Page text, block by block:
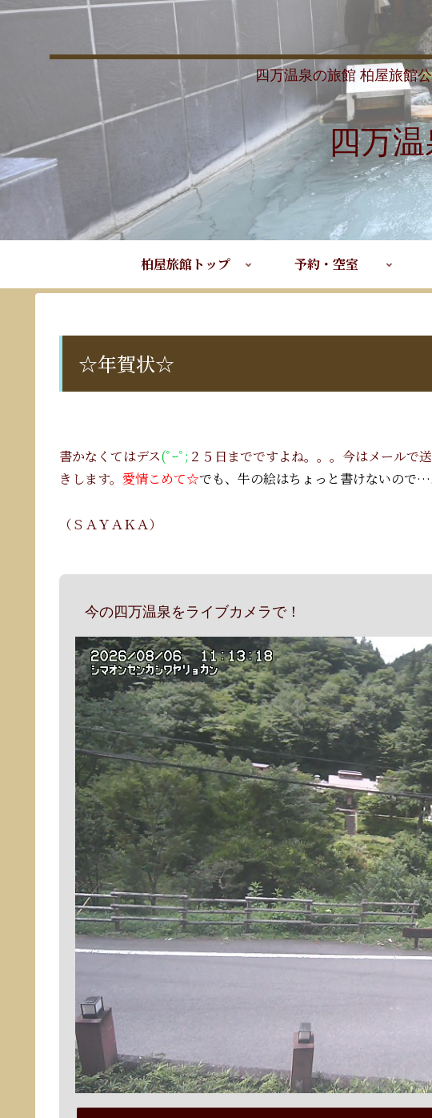
四万温泉の旅館 柏屋旅館
四万
柏屋旅館トップ 予約・空室
☆年賀状☆
書かなくてはデス(ﾟｰﾟ; ２５日までですよね。。。今はメールで
きします。 愛情こめて☆でも、牛の絵はちょっと書けないので
（ＳＡＹＡＫＡ）
今の四万温泉をライブカメラで！